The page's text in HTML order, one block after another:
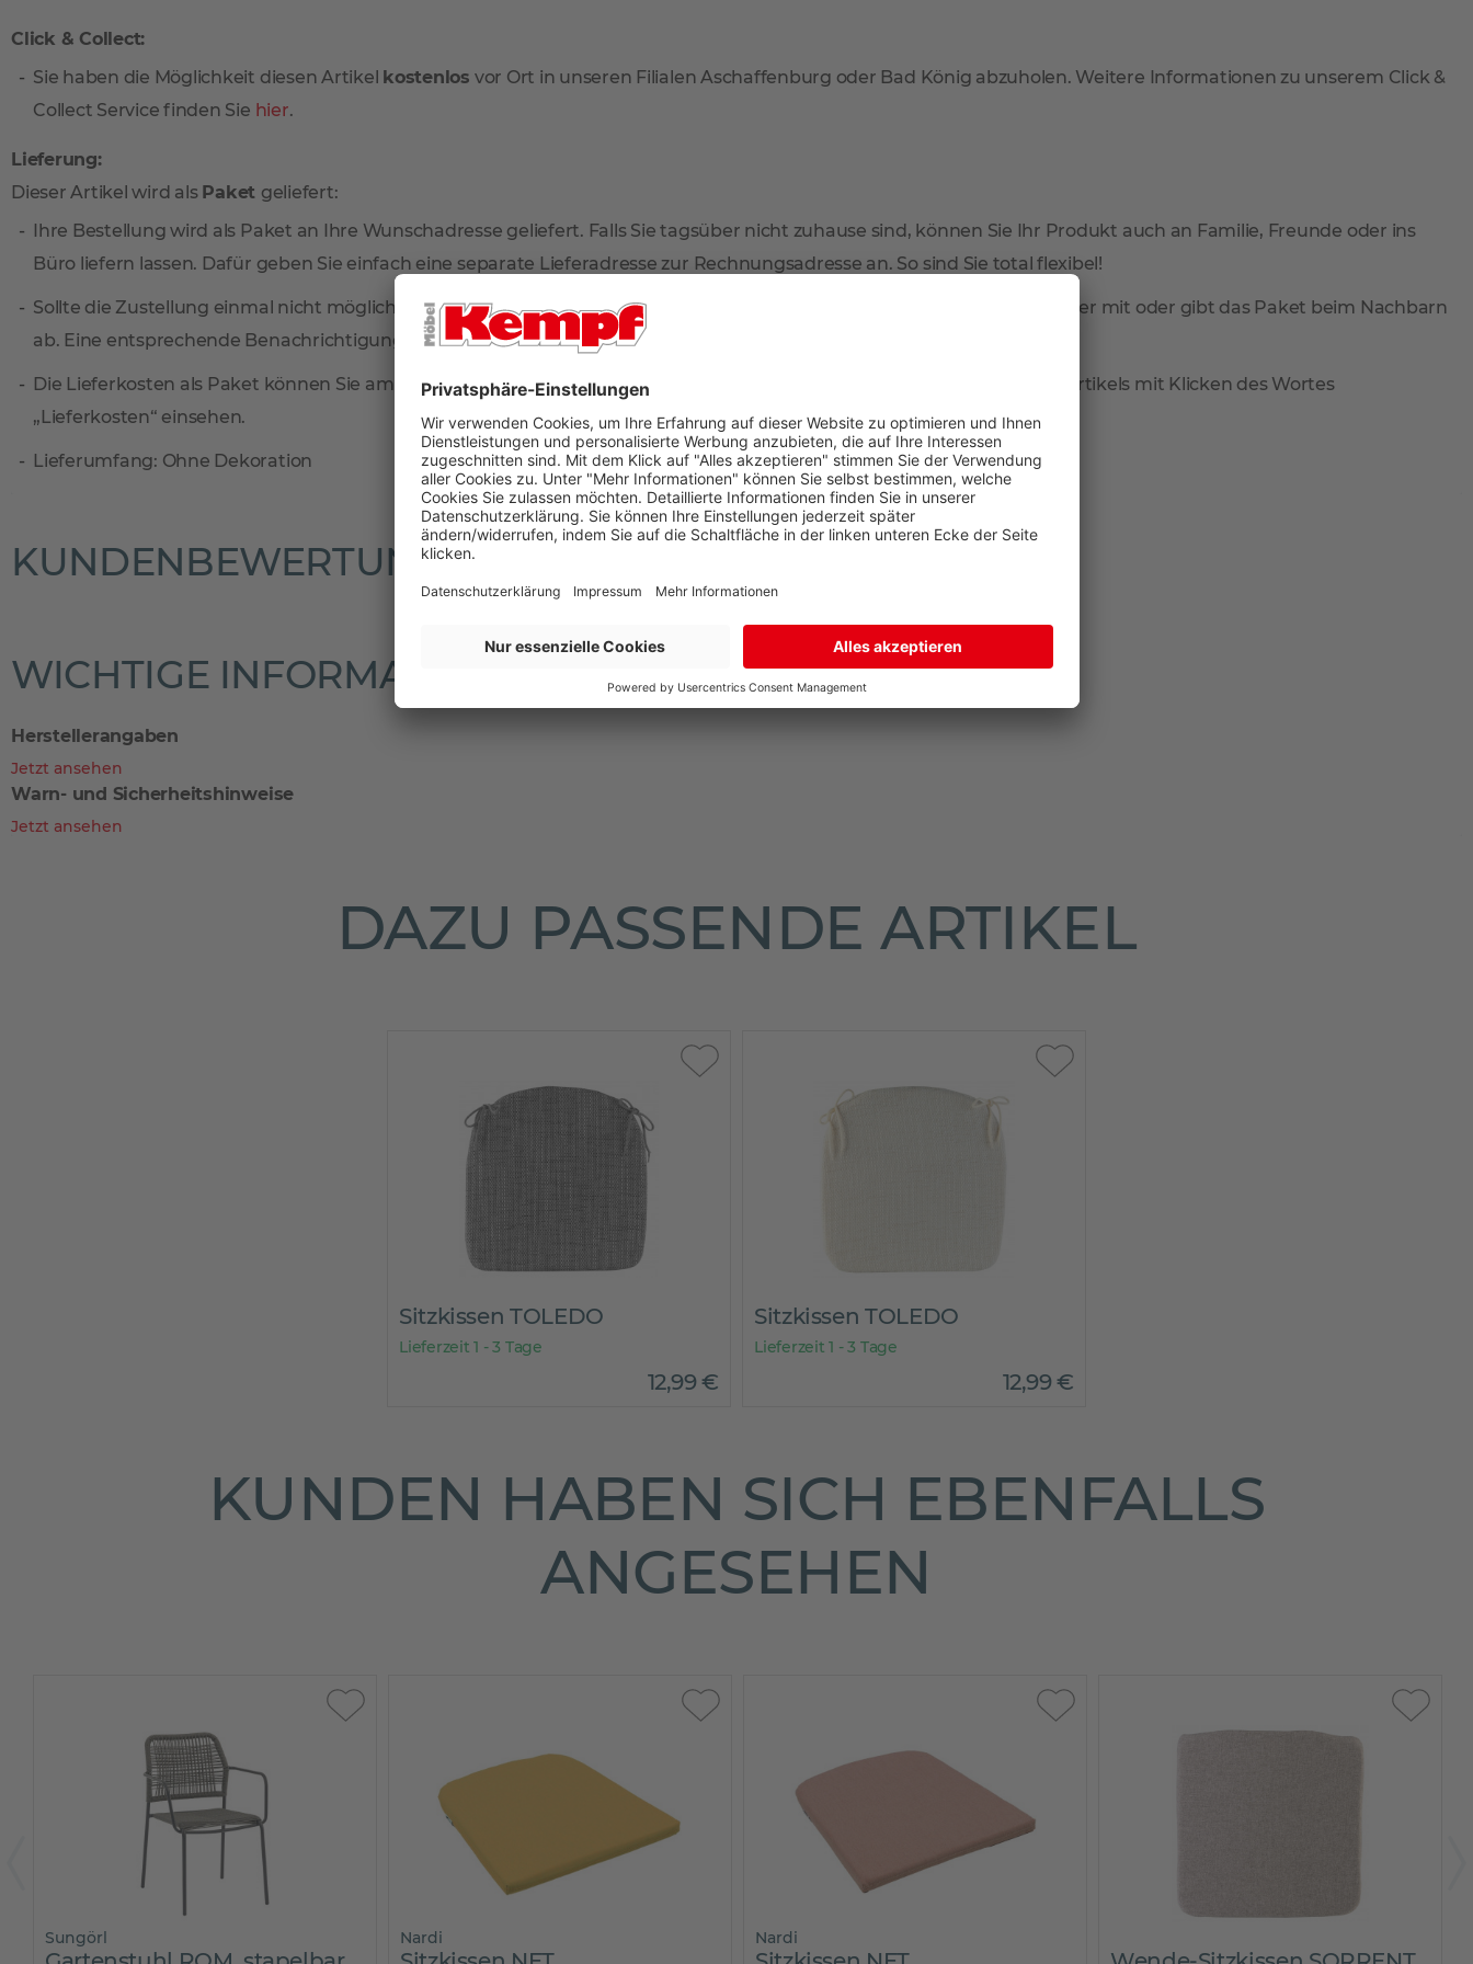
Click & Collect:
Sie haben die Möglichkeit diesen Artikel kostenlos vor Ort in unseren Filialen Aschaffenburg oder Bad König abzuholen. Weitere Informationen zu unserem Click &
Collect Service finden Sie hier.
Lieferung:
Dieser Artikel wird als Paket geliefert:
Ihre Bestellung wird als Paket an Ihre Wunschadresse geliefert. Falls Sie tagsüber nicht zuhause sind, können Sie Ihr Produkt auch an Familie, Freunde oder ins
Büro liefern lassen. Dafür geben Sie einfach eine separate Lieferadresse zur Rechnungsadresse an. So sind Sie total flexibel!
Sollte die Zustellung einmal nicht möglich sein, nimmt der Paketdienstleister Ihr Produkt zur erneuten Anlieferung wieder mit oder gibt das Paket beim Nachbarn
ab. Eine entsprechende Benachrichtigungskarte finden Sie dann in Ihrem Briefkasten.
Die Lieferkosten als Paket können Sie am einfachsten im oberen Bereich der Artikelseite unter dem Verkaufspreis des Artikels mit Klicken des Wortes
„Lieferkosten“ einsehen.
Lieferumfang: Ohne Dekoration
KUNDENBEWERTUNGEN
WICHTIGE INFORMATIONEN
Herstellerangaben
Jetzt ansehen
Warn- und Sicherheitshinweise
Jetzt ansehen
DAZU PASSENDE ARTIKEL
Sitzkissen TOLEDO
Lieferzeit 1 - 3 Tage
12,99€
Sitzkissen TOLEDO
Lieferzeit 1 - 3 Tage
12,99€
KUNDEN HABEN SICH EBENFALLS
ANGESEHEN
Sungörl Nardi Nardi